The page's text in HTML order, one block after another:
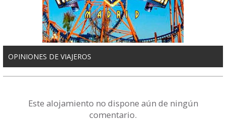
OPINIONES DE VIAJEROS
Este alojamiento no dispone aún de ningún
comentario.